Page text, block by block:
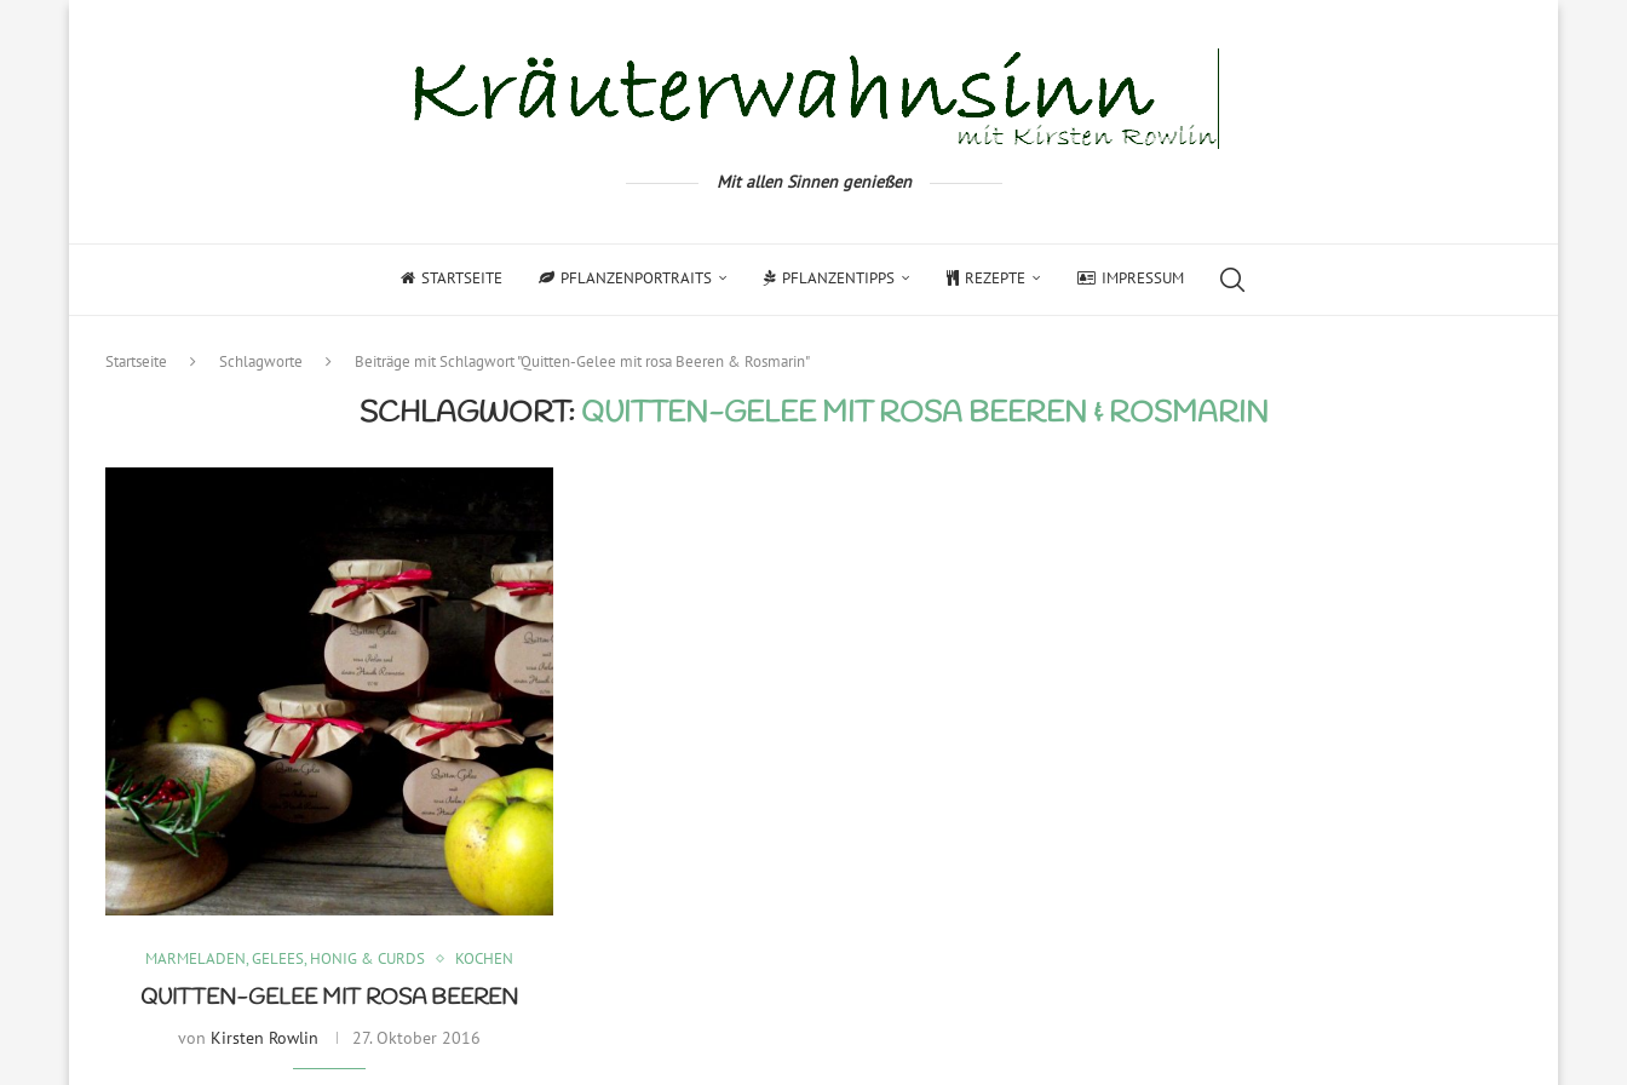
Mit allen Sinnen genießen
STARTSEITE PFLANZENPORTRAITS PFLANZENTIPPS REZEPTE IMPRESSUM
Startseite Schlagworte Beiträge mit Schlagwort "Quitten-Gelee mit rosa Beeren & Rosmarin"
SCHLAGWORT:QUITTEN-GELEE MIT ROSA BEEREN & ROSMARIN
MARMELADEN, GELEES, HONIG & CURDS KOCHEN
QUITTEN-GELEE MIT ROSA BEEREN
von Kirsten Rowlin 27. Oktober 2016